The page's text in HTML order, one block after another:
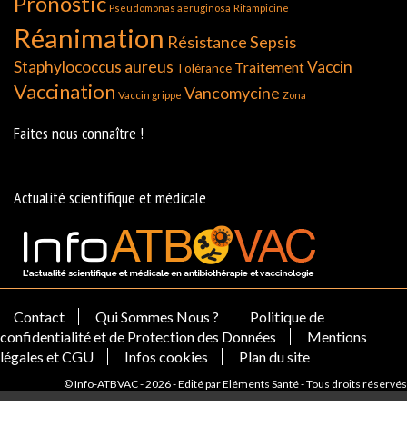
Pseudomonas aeruginosa Rifampicine
Réanimation RésistanceSepsis
Staphylococcus aureus Tolérance TraitementVaccin
Vaccination Vaccin grippe Vancomycine Zona
Faites nous connaître !
Actualité scientifique et médicale
Contact Qui Sommes Nous ?
Politique de
confidentialité et de Protection des Données
Mentions
légales et CGU
Infos cookies Plan du site
© Info-ATBVAC - 2026 - Edité par Eléments Santé - Tous droits réservés